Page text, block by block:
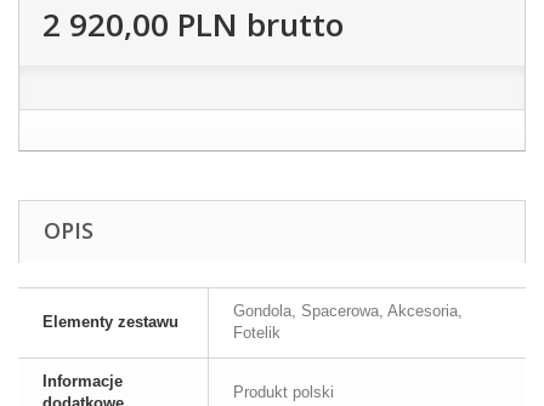
2 920,00 PLN brutto
OPIS
Elementy zestawu
Gondola, Spacerowa, Akcesoria,
Fotelik
Informacje
Produkt polski